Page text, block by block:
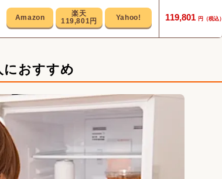
119,801円 119,801
におすすめ